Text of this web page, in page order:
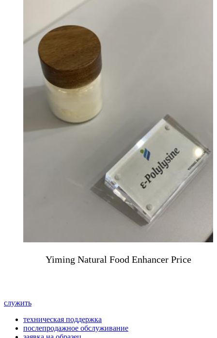
Yiming Natural Food Enhancer Price
служить
техническая поддержка
послепродажное обслуживание